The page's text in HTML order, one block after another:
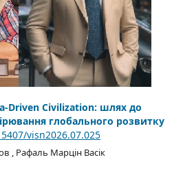
Driven Civilization: шлях до
глобального розвитку
visn2026.07.025
, Рафаль Марцін Васік